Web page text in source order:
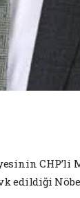
CHP’li
edildiği